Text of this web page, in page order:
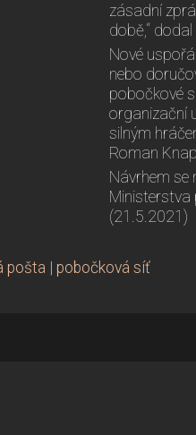
zásadní
době,“
Nové
nebo
pobočkové
organizační
silným
Roman
Návrhem se
Ministerstva
(21.5.2021)
pošta pobočková síť